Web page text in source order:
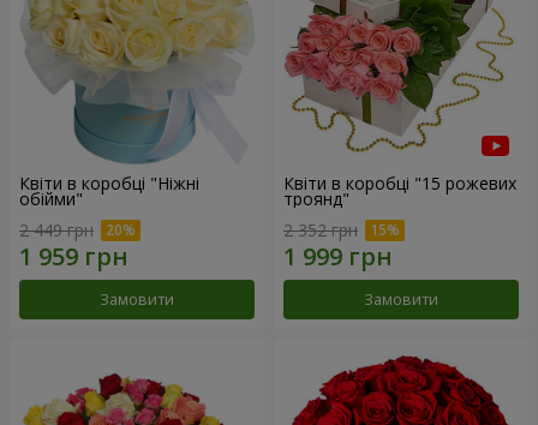
Квіти в коробці "Ніжні
обійми"
2 449 грн
Замовити
Квіти в коробці "15 рожевих
троянд"
2 352 грн
Замовити